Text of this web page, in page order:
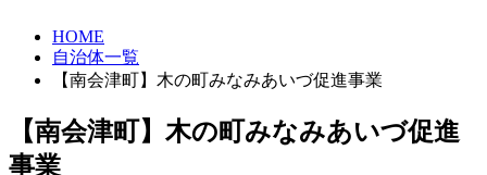
HOME
自治体一覧
【南会津町】木の町みなみあいづ促進事業
【南会津町】木の町みなみあいづ促進
事業